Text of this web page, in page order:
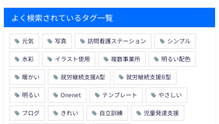
よく検索されているタグ一覧
元気 写真 訪問看護ステーション シンプル
水彩 イラスト使用 複数事業所 明るい配色
暖かい 就労継続支援A型 就労継続支援B型
明るい Onenet テンプレート やさしい
ブログ きれい 自立訓練 児童発達支援